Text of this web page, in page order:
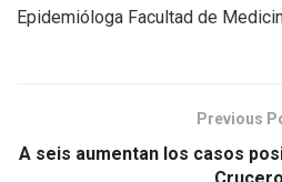
Epidemióloga Facultad de
Previous
A seis aumentan los casos